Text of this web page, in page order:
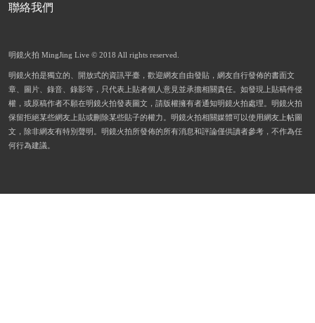
聯絡我們
明鏡火拍 MingJing Live © 2018 All rights reserved.
明鏡火拍是獨立的、開放式的資訊平臺，歡迎網友自由發貼，網友自行發佈的書面文
章、圖片、錄音、錄影等，只代表上貼者個人意見並承擔相關責任。如發現上貼稿件侵
權，或原稿作者不願在明鏡火拍發表圖文，請版權擁有者通知明鏡火拍處理。明鏡火拍
保留拒絕某些網友上貼或刪除某些貼子的權力。明鏡火拍相關媒體可以使用網友上帖圖
文，除非網友有特別聲明。明鏡火拍所發佈的所有消息和評論僅供讀者參考，不作為任
何行為建議。